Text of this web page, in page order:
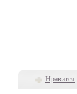
Нравится